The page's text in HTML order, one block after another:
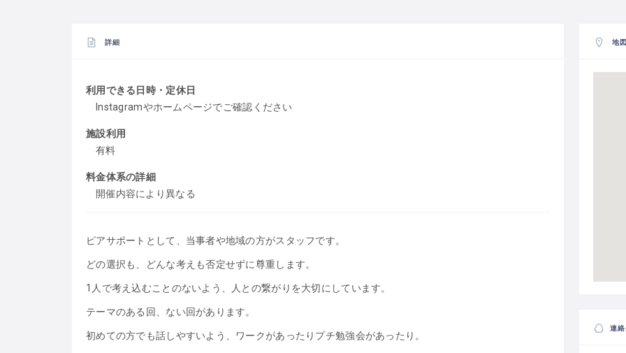
詳細
利用できる日時・定休日
Instagramやホームページでご確認ください
施設利用
有料
料金体系の詳細
開催内容により異なる
ピアサポートとして、当事者や地域の方がスタッフです。
どの選択も、どんな考えも否定せずに尊重します。
1人で考え込むことのないよう、人との繋がりを大切にしています。
テーマのある回、ない回があります。
初めての方でも話しやすいよう、ワークがあったりプチ勉強会があったり。
地
連